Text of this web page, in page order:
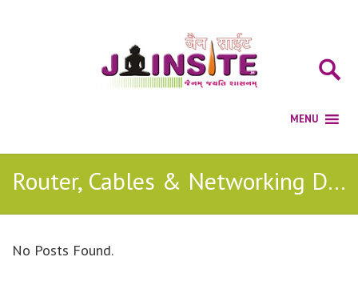
Router, Cables & Networking Devices
No Posts Found.